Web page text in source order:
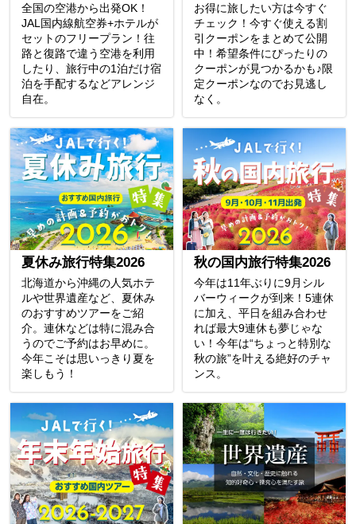
全国の空港から出発OK！
JAL国内線航空券+ホテルが
セットのフリープラン！往
路と復路で違う空港を利用
したり、旅行中の1泊だけ宿
泊を手配するなどアレンジ
自在。
お得に旅したい方は今すぐ
チェック！今すぐ使える割
引クーポンをまとめて公開
中！希望条件にぴったりの
クーポンが見つかるかも♪限
定クーポンなのでお見逃し
なく。
夏休み旅行特集2026
北海道から沖縄の人気ホテ
ルや世界遺産など、夏休み
のおすすめツアーをご紹
介。連休などは特に混み合
うのでご予約はお早めに。
今年こそは思いっきり夏を
楽しもう！
秋の国内旅行特集2026
今年は11年ぶりに9月シル
バーウィークが到来！5連休
に加え、平日を組み合わせ
れば最大9連休も夢じゃな
い！今年は“ちょっと特別な
秋の旅”を叶える絶好のチャ
ンス。